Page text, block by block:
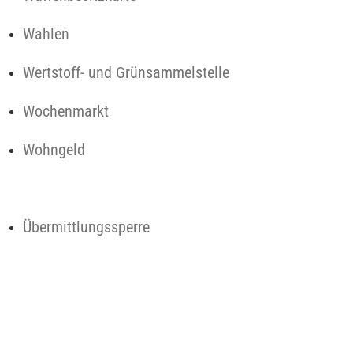
Wahlen
Wertstoff- und Grünsammelstelle
Wochenmarkt
Wohngeld
Übermittlungssperre